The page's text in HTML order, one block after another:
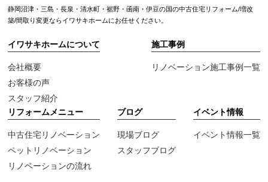
静岡沼津・三島・長泉・清水町・裾野・函南・伊豆の国の中古住宅リフォーム/増改
築/間取り変更ならイワサキホームにお任せください。
イワサキホームについて
会社概要
お客様の声
スタッフ紹介
施工事例
リノベーション施工事例一覧
リフォームメニュー
中古住宅リノベーション
ペットリノベーション
リノベーションの流れ
ブログ
現場ブログ
スタッフブログ
イベント情報
イベント情報一覧